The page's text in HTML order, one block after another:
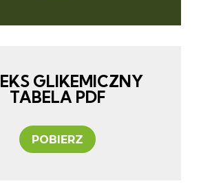
GLIKEMICZNY
TABELA PDF
POBIERZ